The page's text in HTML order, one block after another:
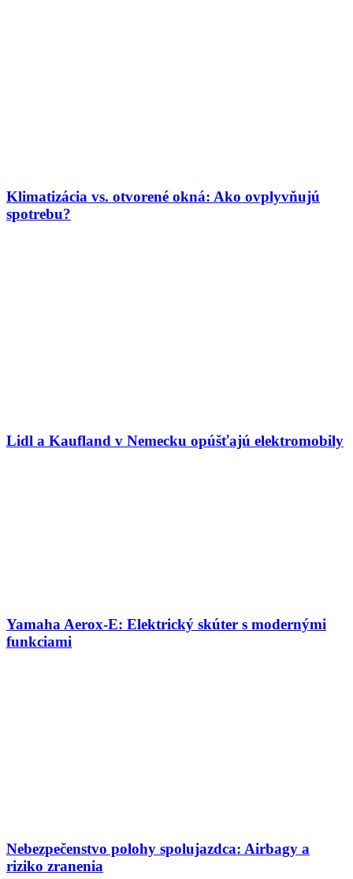
Klimatizácia vs. otvorené okná: Ako ovplyvňujú
spotrebu?
Lidl a Kaufland v Nemecku opúšťajú elektromobily
Yamaha Aerox-E: Elektrický skúter s modernými
funkciami
Nebezpečenstvo polohy spolujazdca: Airbagy a
riziko zranenia